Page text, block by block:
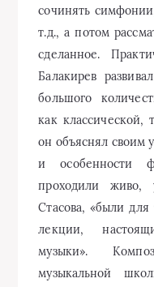
сочинять
т.д., а потом
сделанное.
Балакирев
большого
как
он объяснял своим
и особенности
проходили живо,
Стасова, «были
лекции,
музыки».
музыкальной